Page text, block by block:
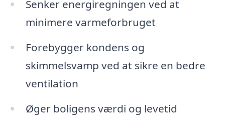
Senker energiregningen ved at
minimere varmeforbruget
Forebygger kondens og
skimmelsvamp ved at sikre en bedre
ventilation
Øger boligens værdi og levetid